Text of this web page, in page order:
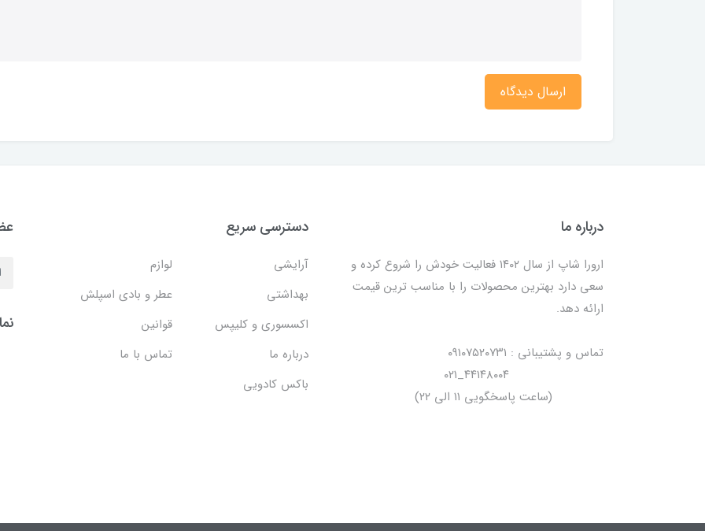
ارسال دیدگاه
درباره ما
ارورا شاپ از سال ۱۴۰۲ فعالیت خودش را شروع کرده و
سعی دارد بهترین محصولات را با مناسب ترین قیمت
ارائه دهد.
تماس و پشتیبانی : ۰۹۱۰۷۵۲۰۷۳۱
(ساعت پاسخگویی ۱۱ الی ۲۲)
دسترسی سریع
آرایشی
لوازم
بهداشتی
عطر و بادی اسپلش
اکسسوری و کلیپس
قوانین
درباره ما
تماس با ما
باکس کادویی